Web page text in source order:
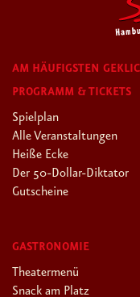
AM HÄUFIGSTEN
PROGRAMM & TICKETS
Spielplan
Alle Veranstaltungen
Heiße Ecke
Der 50-Dollar-Diktator
Gutscheine
GASTRONOMIE
Theatermenü
Snack am Platz